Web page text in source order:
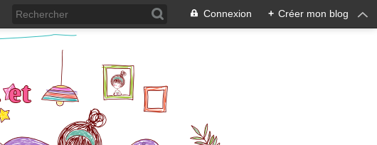
Connexion + Créer mon blog
et